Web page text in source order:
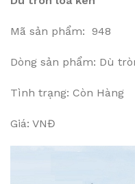
Mã sản phẩm: 948
Dòng sản phẩm: Dù
Tình trạng: Còn Hàng
Giá: VNĐ